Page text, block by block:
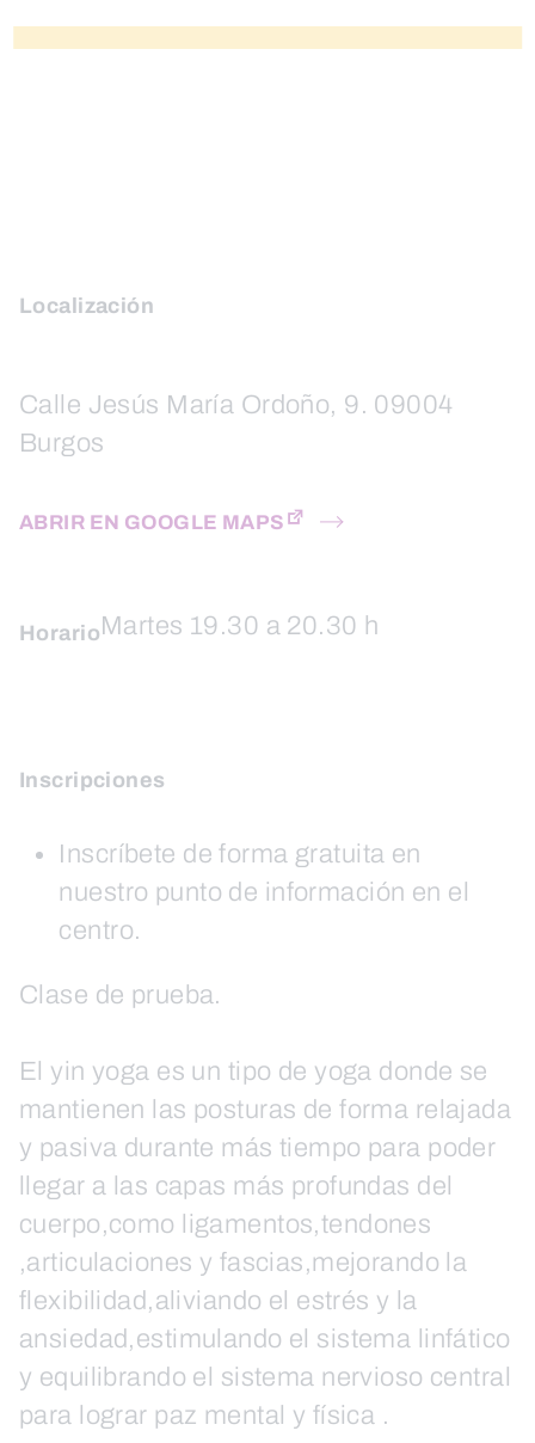
Localización
Calle Jesús María Ordoño, 9. 09004
Burgos
ABRIR EN GOOGLE MAPS
HorarioMartes 19.30 a 20.30 h
Inscripciones
Inscríbete de forma gratuita en
nuestro punto de información en el
centro.
Clase de prueba.
El yin yoga es un tipo de yoga donde se
mantienen las posturas de forma relajada
y pasiva durante más tiempo para poder
llegar a las capas más profundas del
cuerpo,como ligamentos,tendones
,articulaciones y fascias,mejorando la
flexibilidad,aliviando el estrés y la
ansiedad,estimulando el sistema linfático
y equilibrando el sistema nervioso central
para lograr paz mental y física .